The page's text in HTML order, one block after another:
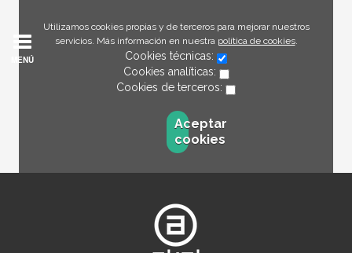
Utilizamos cookies propias y de terceros para mejorar nuestros
servicios. Más información en nuestra política de cookies.
Cookies técnicas:
Cookies analíticas:
Cookies de terceros:
Aceptar
cookies
MENÚ